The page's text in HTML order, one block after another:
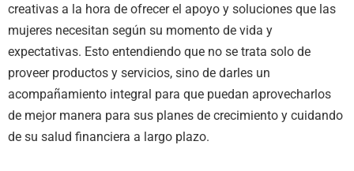
creativas a la hora de ofrecer el apoyo y soluciones que las
mujeres necesitan según su momento de vida y
expectativas. Esto entendiendo que no se trata solo de
proveer productos y servicios, sino de darles un
acompañamiento integral para que puedan aprovecharlos
de mejor manera para sus planes de crecimiento y cuidando
de su salud financiera a largo plazo.